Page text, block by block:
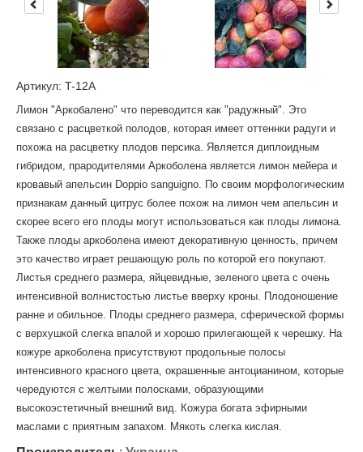
Артикул: T-12A
Лимон "Аркобалено" что переводится как "радужный". Это
связано с расцветкой полодов, которая имеет оттеннки радуги и
похожа на расцветку плодов персика. Является диплоидным
гибридом, прародителями Аркоболена является лимон мейера и
кровавый апельсин Doppio sanguigno. По своим морфологическим
признакам данный цитрус более похож на лимон чем апельсин и
скорее всего его плоды могут использоваться как плоды лимона.
Также плоды аркоболена имеют декоративную ценность, причем
это качество играет решающую роль по которой его покупают.
Листья среднего размера, яйцевидные, зеленого цвета с очень
интенсивной волнистостью листье вверху кроны. Плодоношение
ранне и обильное. Плоды среднего размера, сферической формы
с верхушкой слегка впалой и хорошо прилегающей к черешку. На
кожуре аркоболена присутствуют продольные полосы
интенсивного красного цвета, окрашенные антоцианином, которые
чередуются с желтыми полосками, образующими
высокоэстетичный внешний вид. Кожура богата эфирными
маслами с приятным запахом. Мякоть слегка кислая.